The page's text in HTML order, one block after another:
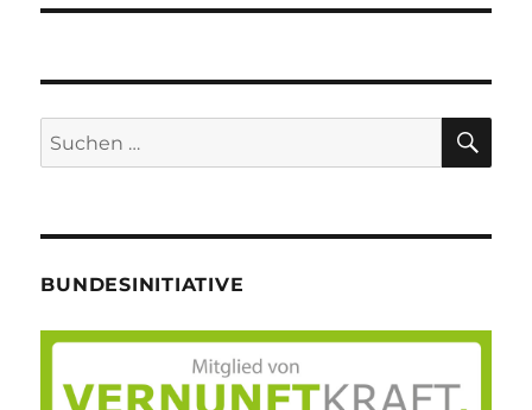
Suche
nach:
BUNDESINITIATIVE